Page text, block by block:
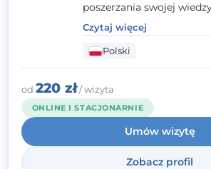
poszerzania swojej
różnorodnych
dziećmi, młodzieżą i
niezwykle ważne jest dla
bezpieczeństwa,
w wyrażaniu swojego
etyką zawodową, wierząc,
człowiek powinien
pomoc, by poradzić sobie
problemami.
Czytaj więcej
Polski
od 220 zł/ wizyta
ONLINE I STACJONARNIE
Umów wizytę
Zobacz profil